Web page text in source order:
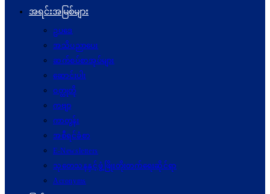
အရင်းအမြစ်များ
ဥပဒေ
အသိပညာပေး
ဆက်စပ်စာအုပ်များ
ဆောင်းပါး
ဝတ္ထုတို
ကဗျာ
ကာတွန်း
အစီရင်ခံစာ
E-Newsletters
သုတေသနနှင့်ဖွံ့ဖြိုးတိုးတက်ရေးဆိုင်ရာ
Acronyms